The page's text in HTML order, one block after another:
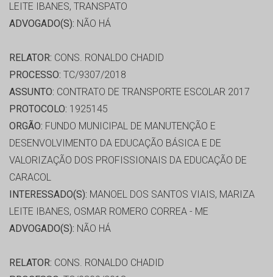
LEITE IBANES, TRANSPATO
ADVOGADO(S): NÃO HÁ
RELATOR: CONS. RONALDO CHADID
PROCESSO: TC/9307/2018
ASSUNTO: CONTRATO DE TRANSPORTE ESCOLAR 2017
PROTOCOLO: 1925145
ORGÃO: FUNDO MUNICIPAL DE MANUTENÇÃO E
DESENVOLVIMENTO DA EDUCAÇÃO BÁSICA E DE
VALORIZAÇÃO DOS PROFISSIONAIS DA EDUCAÇÃO DE
CARACOL
INTERESSADO(S): MANOEL DOS SANTOS VIAIS, MARIZA
LEITE IBANES, OSMAR ROMERO CORREA - ME
ADVOGADO(S): NÃO HÁ
RELATOR: CONS. RONALDO CHADID